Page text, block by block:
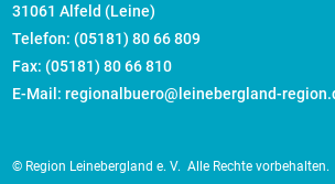
31061 Alfeld (Leine)
Telefon: (05181) 80 66 809
Fax: (05181) 80 66 810
E-Mail: regionalbuero@leinebergland-
© Region Leinebergland e. V. Alle Rechte vorbehalten.